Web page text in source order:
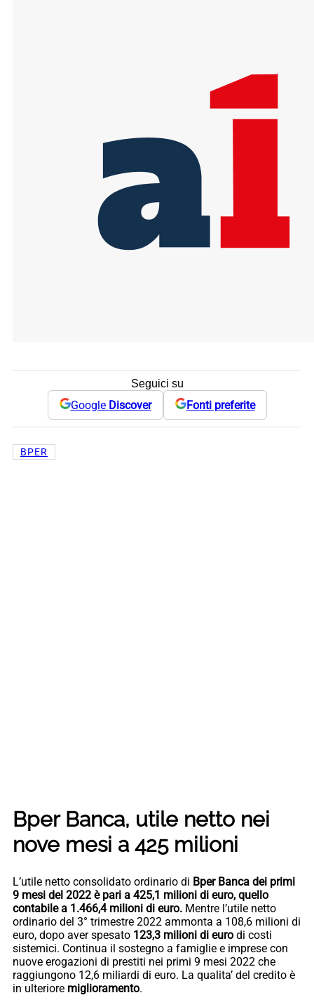
Seguici su
Google Discover Fonti preferite
BPER
Bper Banca, utile netto nei
nove mesi a 425 milioni
L’utile netto consolidato ordinario di Bper Banca dei primi
9 mesi del 2022 è pari a 425,1 milioni di euro, quello
contabile a 1.466,4 milioni di euro. Mentre l’utile netto
ordinario del 3° trimestre 2022 ammonta a 108,6 milioni di
euro, dopo aver spesato 123,3 milioni di euro di costi
sistemici. Continua il sostegno a famiglie e imprese con
nuove erogazioni di prestiti nei primi 9 mesi 2022 che
raggiungono 12,6 miliardi di euro. La qualita’ del credito è
in ulteriore miglioramento.